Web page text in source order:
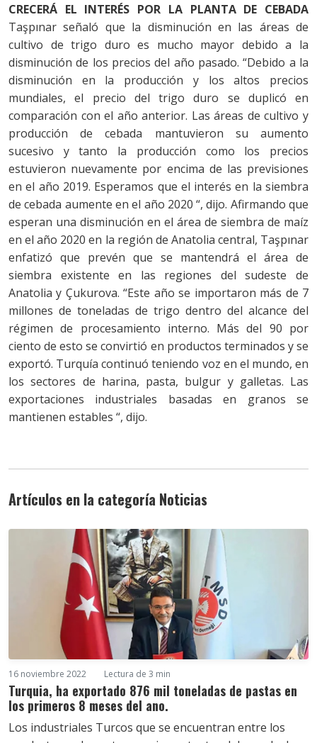
CRECERÁ EL INTERÉS POR LA PLANTA DE CEBADA
Taşpınar señaló que la disminución en las áreas de
cultivo de trigo duro es mucho mayor debido a la
disminución de los precios del año pasado. “Debido a la
disminución en la producción y los altos precios
mundiales, el precio del trigo duro se duplicó en
comparación con el año anterior. Las áreas de cultivo y
producción de cebada mantuvieron su aumento
sucesivo y tanto la producción como los precios
estuvieron nuevamente por encima de las previsiones
en el año 2019. Esperamos que el interés en la siembra
de cebada aumente en el año 2020 “, dijo. Afirmando que
esperan una disminución en el área de siembra de maíz
en el año 2020 en la región de Anatolia central, Taşpınar
enfatizó que prevén que se mantendrá el área de
siembra existente en las regiones del sudeste de
Anatolia y Çukurova. “Este año se importaron más de 7
millones de toneladas de trigo dentro del alcance del
régimen de procesamiento interno. Más del 90 por
ciento de esto se convirtió en productos terminados y se
exportó. Turquía continuó teniendo voz en el mundo, en
los sectores de harina, pasta, bulgur y galletas. Las
exportaciones industriales basadas en granos se
mantienen estables “, dijo.
Artículos en la categoría Noticias
16 noviembre 2022 Lectura de 3 min
Turquia, ha exportado 876 mil toneladas de pastas en
los primeros 8 meses del ano.
Los industriales Turcos que se encuentran entre los